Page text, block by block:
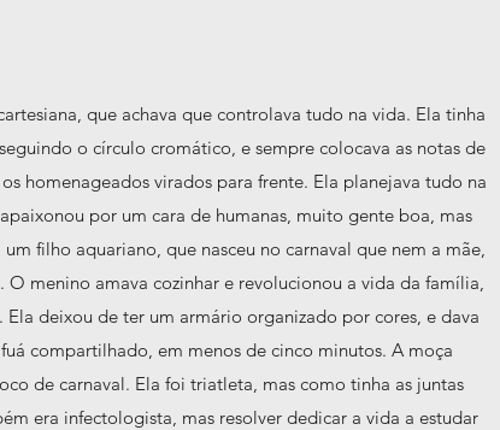
que achava que controlava tudo na vida. Ela tinha
o círculo cromático, e sempre colocava as notas de
homenageados virados para frente. Ela planejava tudo na
por um cara de humanas, muito gente boa, mas
filho aquariano, que nasceu no carnaval que nem a mãe,
menino amava cozinhar e revolucionou a vida da família,
deixou de ter um armário organizado por cores, e dava
compartilhado, em menos de cinco minutos. A moça
de carnaval. Ela foi triatleta, mas como tinha as juntas
era infectologista, mas resolver dedicar a vida a estudar